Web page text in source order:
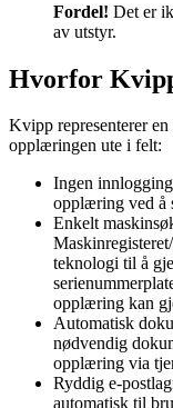
Fordel! Det er
av utstyr.
Hvorfor
Kvipp representerer
opplæringen ute i felt:
Ingen
opplæring ved å
Enkelt
teknologi til å
opplæring kan
Automatisk
nødvendig
opplæring via
Ryddig e-
automatisk til